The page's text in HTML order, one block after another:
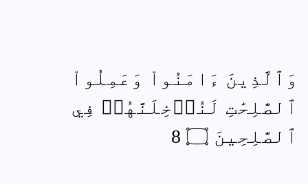
وَٱلَّذِينَ ءَامَنُواْ وَعَمِلُواْ
ٱلصَّٰلِحَٰتِ لَنُدۡخِلَنَّهُمۡ فِي
ٱلصَّٰلِحِينَ ۝ 8